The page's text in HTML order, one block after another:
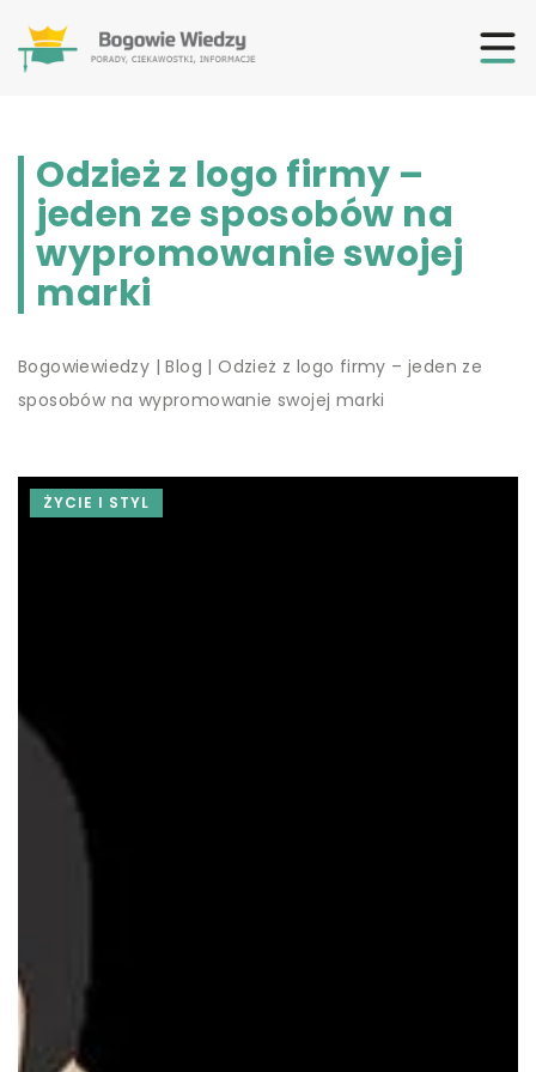
Odzież z logo firmy –
jeden ze sposobów na
wypromowanie swojej
marki
Bogowiewiedzy |Blog |Odzież z logo firmy – jeden ze
sposobów na wypromowanie swojej marki
ŻYCIE I STYL